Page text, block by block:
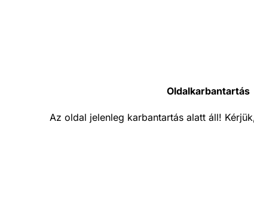
Oldalkarbantartás
Az oldal jelenleg karbantartás alatt áll!